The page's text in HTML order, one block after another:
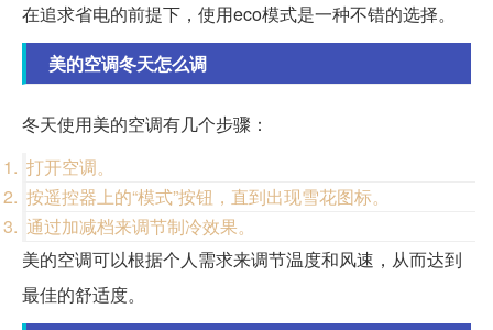
在追求省电的前提下，使用eco模式是一种不错的选择。
美的空调冬天怎么调
冬天使用美的空调有几个步骤：
打开空调。
按遥控器上的“模式”按钮，直到出现雪花图标。
通过加减档来调节制冷效果。
美的空调可以根据个人需求来调节温度和风速，从而达到
最佳的舒适度。